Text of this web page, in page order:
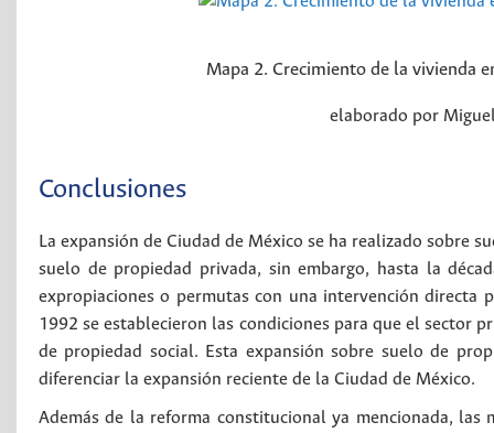
Mapa 2. Crecimiento de la vivienda
elaborado por
Conclusiones
La expansión de Ciudad de México se ha realizado sobre
suelo de propiedad privada, sin embargo, hasta la
expropiaciones o permutas con una intervención directa
1992 se establecieron las condiciones para que el sector
de propiedad social. Esta expansión sobre suelo de
diferenciar la expansión reciente de la Ciudad de México.
Además de la reforma constitucional ya mencionada,